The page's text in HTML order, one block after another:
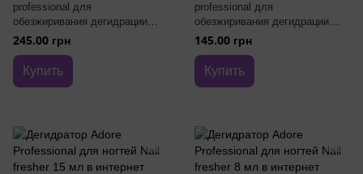
professional для
обезжиривания дегидрации
снятие липкого слоя Prep &
Finish 500 мл
245.00 грн
Купить
professional для
обезжиривания дегидрации
снятие липкого слоя Prep &
Finish 125 мл
145.00 грн
Купить